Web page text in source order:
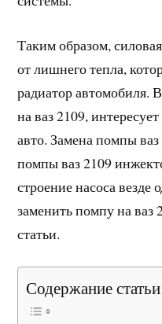
Таким образом,
от лишнего тепла,
радиатор автомобиля.
на ваз 2109,
авто. Замена помпы
помпы ваз 2109
строение насоса везде
заменить помпу на ваз
статьи.
Содержание статьи